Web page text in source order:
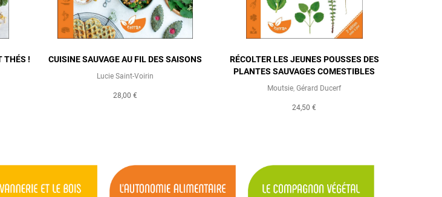
THÉS ! CUISINE SAUVAGE AU FIL DES SAISONS
Lucie Saint-Voirin
28,00 €
RÉCOLTER LES JEUNES POUSSES DES
PLANTES SAUVAGES COMESTIBLES
Moutsie,Gérard Ducerf
24,50 €